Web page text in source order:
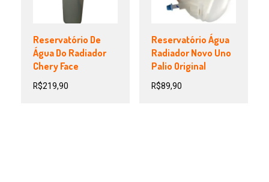
Reservatório De
Água Do Radiador
Chery Face
R$219,90
Reservatório Água
Radiador Novo Uno
Palio Original
R$89,90